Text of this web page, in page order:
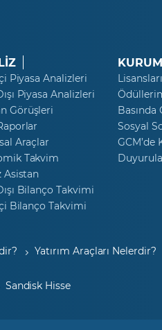
Piyasa Analizleri
Piyasa Analizleri
Görüşleri
Araçlar
Takvim
Asistan
Bilanço Takvimi
Bilanço Takvimi
Basında
Sosyal
GCM’de
Yatırım Araçları Nelerdir?
Sandisk Hisse